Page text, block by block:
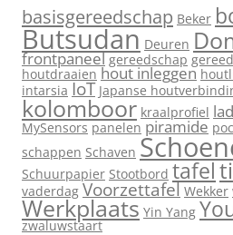
basisgereedschap Beker
Butsudan Deuren
frontpaneel gereedschap
houtdraaien hout inleggen
intarsia IoT Japanse
kolomboor kraalprofiel
MySensors panelen piramide
schappen Schaven
Schuurpapier Stootbord tafel
vaderdag Voorzettafel Wekker
Werkplaats Yin Yang
zwaluwstaart